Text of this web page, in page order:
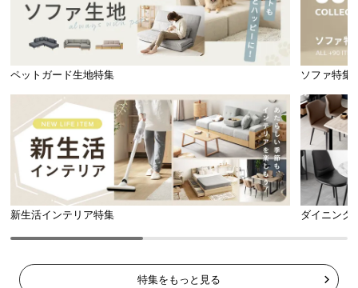
ペットガード生地特集 ソファ特集
新生活インテリア特集 ダイニング
特集をもっと見る